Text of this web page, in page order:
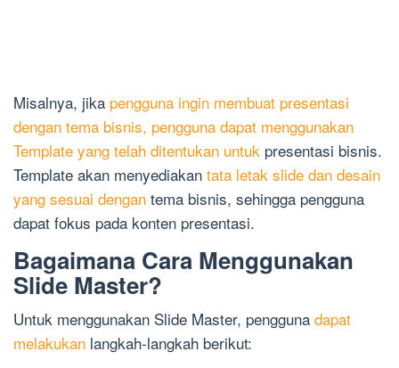
Misalnya, jika pengguna ingin membuat presentasi
dengan tema bisnis, pengguna dapat menggunakan
Template yang telah ditentukan untuk presentasi bisnis.
Template akan menyediakan tata letak slide dan desain
yang sesuai dengan tema bisnis, sehingga pengguna
dapat fokus pada konten presentasi.
Bagaimana Cara Menggunakan
Slide Master?
Untuk menggunakan Slide Master, pengguna dapat
melakukan langkah-langkah berikut: